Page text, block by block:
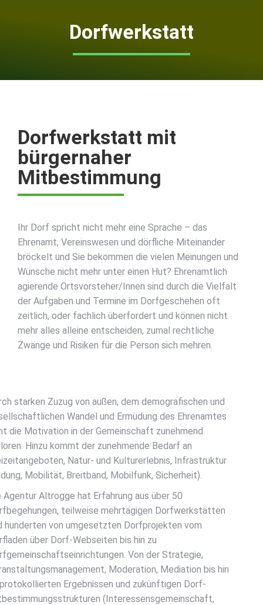
Dorfwerkstatt
Dorfwerkstatt mit
bürgernaher
Mitbestimmung
Ihr Dorf spricht nicht mehr eine Sprache – das
Ehrenamt, Vereinswesen und dörfliche Miteinander
bröckelt und Sie bekommen die vielen Meinungen und
Wünsche nicht mehr unter einen Hut? Ehrenamtlich
agierende Ortsvorsteher/Innen sind durch die Vielfalt
der Aufgaben und Termine im Dorfgeschehen oft
zeitlich, oder fachlich überfordert und können nicht
mehr alles alleine entscheiden, zumal rechtliche
Zwänge und Risiken für die Person sich mehren.
starken Zuzug von außen, dem demografischen und
Wandel und Ermüdung des Ehrenamtes
die Motivation in der Gemeinschaft zunehmend
Hinzu kommt der zunehmende Bedarf an
Natur- und Kulturerlebnis, Infrastruktur
Mobilität, Breitband, Mobilfunk, Sicherheit).
Agentur Altrogge hat Erfahrung aus über 50
teilweise mehrtägigen Dorfwerkstätten
hunderten von umgesetzten Dorfprojekten vom
über Dorf-Webseiten bis hin zu
Von der Strategie,
Moderation, Mediation bis hin
Ergebnissen und zukünftigen Dorf-
(Interessensgemeinschaft,